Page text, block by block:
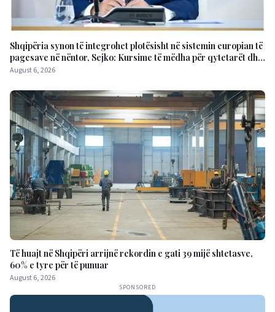
Shqipëria synon të integrohet plotësisht në sistemin europian të
pagesave në nëntor, Sejko: Kursime të mëdha për qytetarët dhe
bizneset
August 6, 2026
Të huajt në Shqipëri arrijnë rekordin e gati 39 mijë shtetasve,
60% e tyre për të punuar
August 6, 2026
SPONSORED